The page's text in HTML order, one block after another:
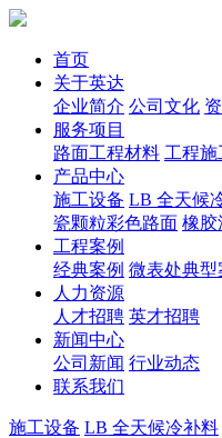
首页
关于英达
企业简介 公司文化
服务项目
路面工程材料 工程施
产品中心
施工设备 LB 全天候
瓷颗粒彩色路面 橡胶
工程案例
经典案例 微表处典型
人力资源
人才招聘 英才招聘
新闻中心
公司新闻 行业动态
联系我们
施工设备 LB 全天候冷补料